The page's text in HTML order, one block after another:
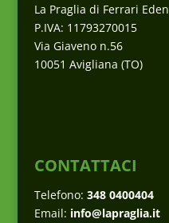
La Praglia di Ferrari Eden
P.IVA: 11793270015
Via Giaveno n.56
10051 Avigliana (TO)
CONTATTACI
Telefono: 348 0400404
Email: info@lapraglia.it